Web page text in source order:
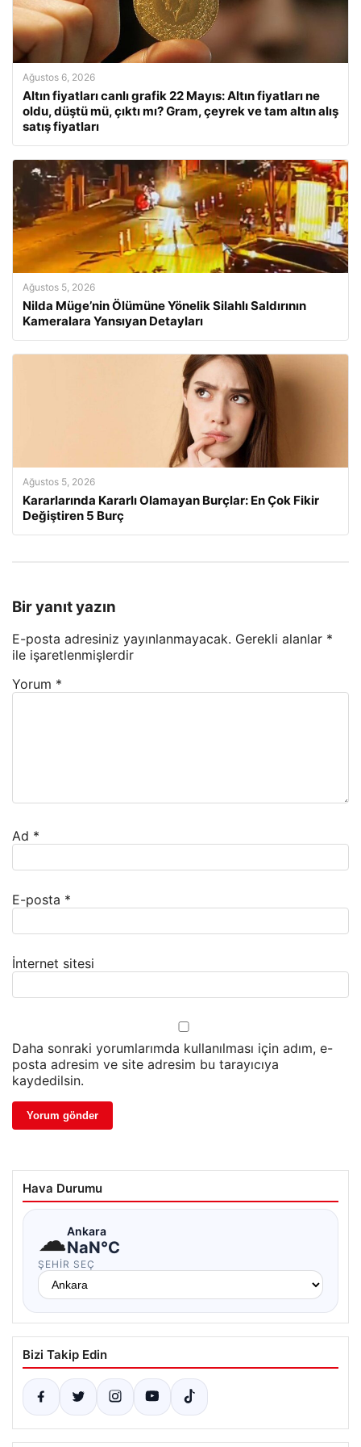
Ağustos 6, 2026
Altın fiyatları canlı grafik 22 Mayıs: Altın fiyatları ne
oldu, düştü mü, çıktı mı? Gram, çeyrek ve tam altın alış
satış fiyatları
Ağustos 5, 2026
Nilda Müge’nin Ölümüne Yönelik Silahlı Saldırının
Kameralara Yansıyan Detayları
Ağustos 5, 2026
Kararlarında Kararlı Olamayan Burçlar: En Çok Fikir
Değiştiren 5 Burç
Bir yanıt yazın
E-posta adresiniz yayınlanmayacak. Gerekli alanlar *
ile işaretlenmişlerdir
Yorum *
Ad *
E-posta *
İnternet sitesi
Daha sonraki yorumlarımda kullanılması için adım, e-
posta adresim ve site adresim bu tarayıcıya
kaydedilsin.
Hava Durumu
☁Ankara
NaN°C
ŞEHIR SEÇ
Bizi Takip Edin